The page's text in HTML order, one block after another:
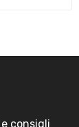
consigli